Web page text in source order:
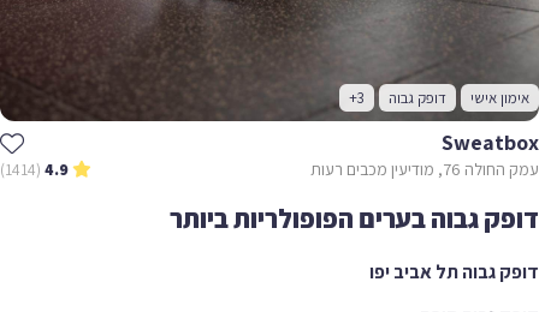
אישי דופק גבוה +3
מכבים רעות 4.9
(1414)
גבוה בערים הפופולריות ביותר
גבוה תל אביב יפו